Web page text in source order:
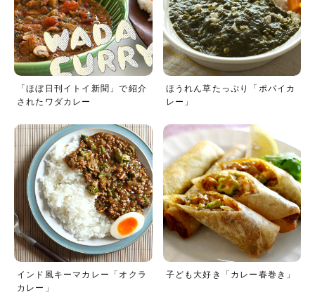
「ほぼ日刊イトイ新聞」で紹介
されたワダカレー
ほうれん草たっぷり「ポパイカ
レー」
インド風キーマカレー「オクラ
カレー」
子ども大好き「カレー春巻き」